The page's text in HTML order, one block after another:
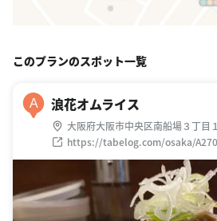
このプランのスポット一覧
A 浪花オムライス
大阪府大阪市中央区南船場３丁目
https://tabelog.com/osaka/